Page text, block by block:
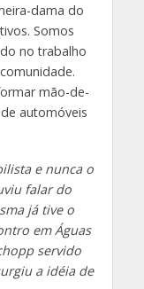
dama do
Somos
no trabalho
mão-de-
automóveis
e nunca o
falar do
já tive o
em Águas
servido
a idéia de